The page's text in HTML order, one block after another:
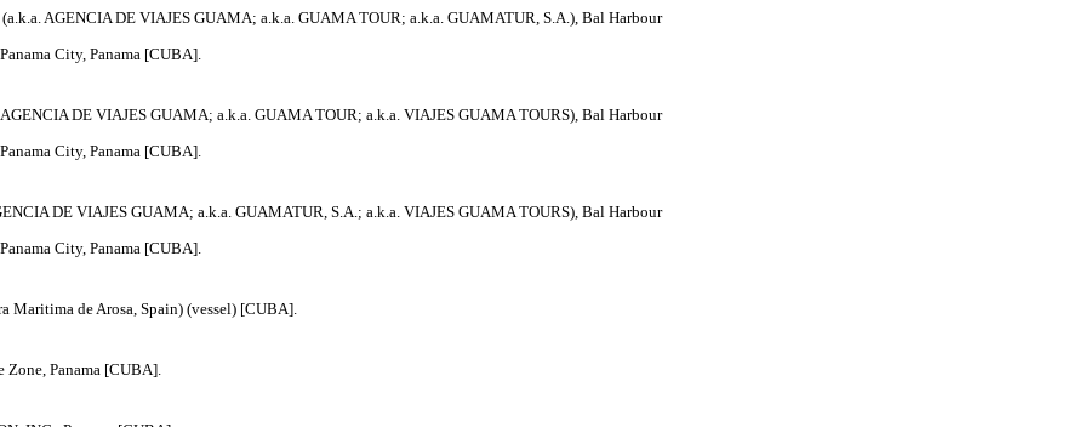
AGENCIA DE VIAJES GUAMA; a.k.a. GUAMA TOUR; a.k.a. GUAMATUR, S.A.), Bal Harbour
City, Panama [CUBA].
DE VIAJES GUAMA; a.k.a. GUAMA TOUR; a.k.a. VIAJES GUAMA TOURS), Bal Harbour
City, Panama [CUBA].
DE VIAJES GUAMA; a.k.a. GUAMATUR, S.A.; a.k.a. VIAJES GUAMA TOURS), Bal Harbour
City, Panama [CUBA].
Maritima de Arosa, Spain) (vessel) [CUBA].
Zone, Panama [CUBA].